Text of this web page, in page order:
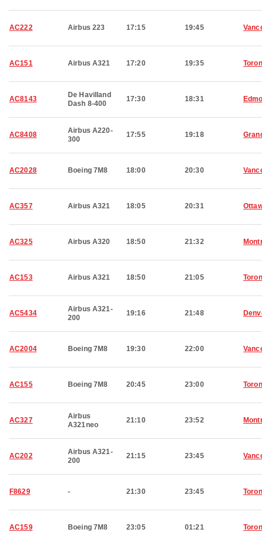
AC222 Airbus 223 17:15 19:45
AC151 Airbus A321 17:20 19:35
AC8143
De Havilland
Dash 8-400
17:30 18:31
AC8408
Airbus A220-
300
17:55 19:18
AC2028 Boeing 7M8 18:00 20:30
AC357 Airbus A321 18:05 20:31
AC325 Airbus A320 18:50 21:32
AC153 Airbus A321 18:50 21:05
AC5434
Airbus A321-
200
19:16 21:48
AC2004 Boeing 7M8 19:30 22:00
AC155 Boeing 7M8 20:45 23:00
AC327
Airbus
A321neo
21:10 23:52
AC202
Airbus A321-
200
21:15 23:45
F8629 - 21:30 23:45
AC159 Boeing 7M8 23:05 01:21